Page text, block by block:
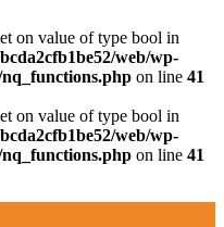
on value of type bool in
web/wp-
nq_functions.php on line 41
on value of type bool in
web/wp-
nq_functions.php on line 41